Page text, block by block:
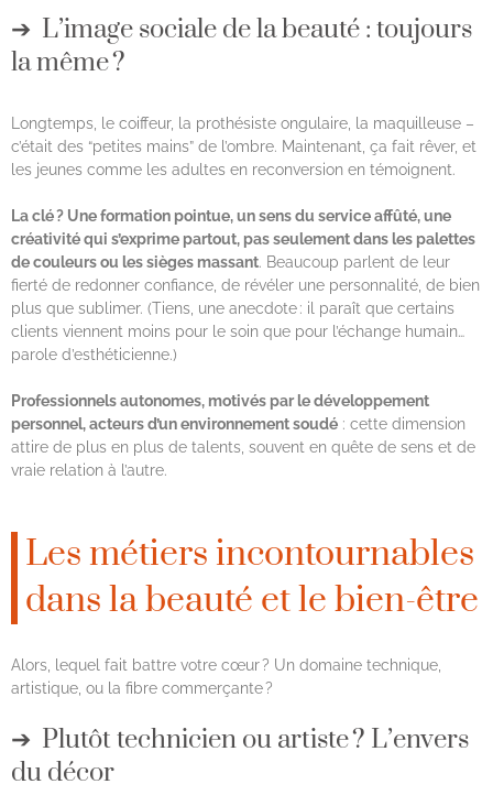
L’image sociale de la beauté : toujours
la même ?
Longtemps, le coiffeur, la prothésiste ongulaire, la maquilleuse –
c’était des “petites mains” de l’ombre. Maintenant, ça fait rêver, et
les jeunes comme les adultes en reconversion en témoignent.
La clé ? Une formation pointue, un sens du service affûté, une
créativité qui s’exprime partout, pas seulement dans les palettes
de couleurs ou les sièges massant. Beaucoup parlent de leur
fierté de redonner confiance, de révéler une personnalité, de bien
plus que sublimer. (Tiens, une anecdote : il paraît que certains
clients viennent moins pour le soin que pour l’échange humain…
parole d’esthéticienne.)
Professionnels autonomes, motivés par le développement
personnel, acteurs d’un environnement soudé : cette dimension
attire de plus en plus de talents, souvent en quête de sens et de
vraie relation à l’autre.
Les métiers incontournables
dans la beauté et le bien-être
Alors, lequel fait battre votre cœur ? Un domaine technique,
artistique, ou la fibre commerçante ?
Plutôt technicien ou artiste ? L’envers
du décor